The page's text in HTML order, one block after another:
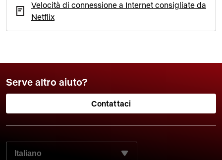
Velocità di connessione a Internet consigliate da
Netflix
Serve altro aiuto?
Contattaci
SELEZIONA LA LINGUA PREFERITA: